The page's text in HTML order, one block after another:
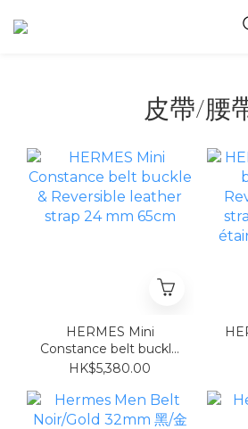
皮帶/腰
HERMES Mini
Constance belt buckle
& Reversible leather
HK$5,380.00